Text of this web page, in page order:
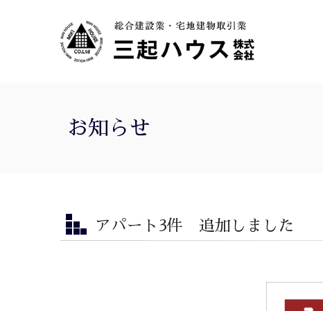
お知らせ
アパート3件 追加しました